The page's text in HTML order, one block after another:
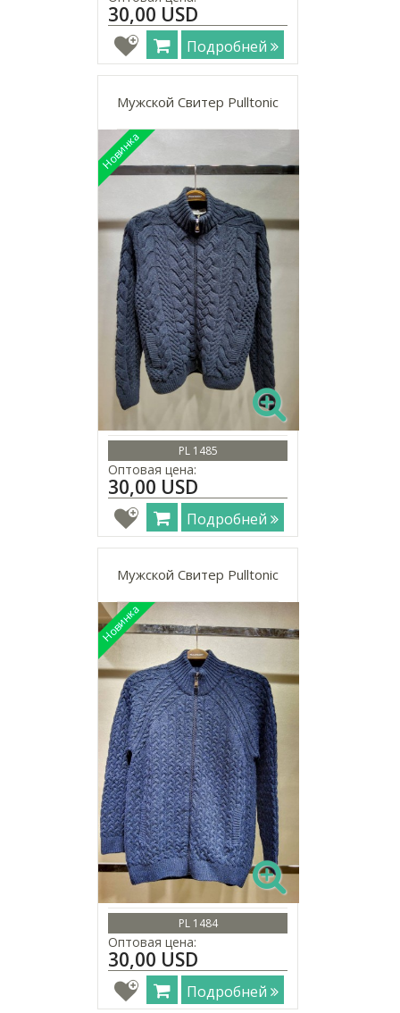
30,00 USD
Подробней
Мужской Свитер Pulltonic
PL 1485
Оптовая цена:
30,00 USD
Подробней
Мужской Свитер Pulltonic
PL 1484
Оптовая цена:
30,00 USD
Подробней